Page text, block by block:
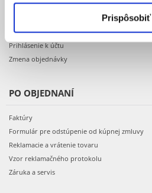
Prispôsobiť
Potvrdenie objednávky
Prihlásenie k účtu
Zmena objednávky
PO OBJEDNANÍ
Faktúry
Formulár pre odstúpenie od kúpnej zmluvy
Reklamacie a vrátenie tovaru
Vzor reklamačného protokolu
Záruka a servis